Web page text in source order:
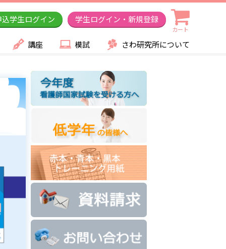
学生ログイン 学生ログイン・新規登録
カート
講座 模試 さわ研究所について